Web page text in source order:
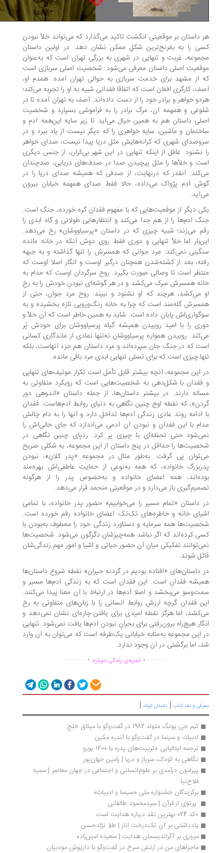
داستان بر موقعیتی انگشت تاکید می‌گذارد که می‌تواند خلأ نبودنِ
را به بغرنج‌ترین شکلِ ممکن نشان دهد. در اولین داستان
غربت و تنهایی در شهری به بزرگی تهران است که به‌عنوان
اصلی داستان معرفی می‌شود. شخصیت اصلی سربازی است
از مشهد برای خدمت سربازی به حوالی تهران آمده. همدم او،
کارگری افغان است که اتفاقا فقدانی شبیه به او را تجربه می‌کند؛
خواهر و برادر خود را از دست داده‌اند. آصف به تهران آمده تا در
و همهمه‌ آن، مرگ برادر را به فراموشی بسپارد و شخصیت
داستان هم به همین خیال می‌آید تا زیر سایه‌ این‌همه آدم و
و ماشین، سایه‌ خواهری را که دیگر نیست از یاد ببرد و در
شهری که کرانه‌هایش مثل دریا پیدا نیست، صدای خواهر
نشنود. غافل از اینکه تنهایی در این شهر بی‌کران، از جنس دیگری
و خلأها را مثل پیچیدن صدا در صدف‌های دریایی، صدچندان
آنقدر که درنهایت، از صدفی که همیشه صدای دریا را در
آدم پژواک می‌داده، حالا فقط صدای همهمه‌ خیابان بیرون
دیگر از موقعیت‌هایی که با مفهوم فقدان گره خورده، جنگ است.
آدم‌ها را از هم جدا می‌کند و انتظارهایی طولانی و گاه ابدی را
می‌زند؛ شبیه چیزی که در داستان «پرسیاووشان» رخ می‌دهد.
اما خلأ تنهایی و دوری فقط روی دوش آنکه در خانه مانده
نمی‌کند. مرد جوانی که همسرش را تنها گذاشته و به جبهه
بعد از کشته‌شدن همچنان درگیر اوست و انگار اصلا اوست که
است تا وصالی صورت بگیرد. روح سرگردان اوست که مدام به
همسرش سرک می‌کشد و در هر گوشه‌ای نبودنِ خودش را به رخ
می‌کشد، هرچند که او نشنود و نبیند. روح مرد جوان، حتی از
گله‌مند است که چرا به خانه رنگ‌ورویی تازه بخشیده و به
پایان داده است. شاید به همین خاطر است که آن خلأ و
را با امید روییدن همیشه‌ گیاه پرسیاووشان برای خودش پُر
روییدن همواره‌ پرسیاووشان نه‌تنها نمادی از ماندگاری کسانی
که در جنگ جان سپرده‌اند و مرد داستان هم جزء آنهاست، بلکه
چیزی است که برای تسلی تنهایی ابدی مرد باقی مانده.
این مجموعه، آنچه بیشتر قابل تأمل است تکرار موتیف‌های تنهایی
فقدان با شکل‌دهی به شخصیت‌هایی است که رویکرد متفاوتی به
دارند. در بیشتر داستان‌ها، از جمله داستان «اندوهی دور
که نقطه‌ اوج چنین نگاهی به دنیای روابط آدم‌هاست. فقدان
ادامه‌ روند عادی زندگی آدم‌ها تداخل دارد و آنها را به دام چالش
با این فقدان و نبودن آن آدمی می‌اندازد که جای خالی‌اش را
حتی لحظه‌ای با چیزی پر کرد. ردپای چنین نگاهی در
را حداقل در پنج داستان از این مجموعه، به شکلی صریح
پی گرفت. به‌طور مثال در مجموعه‌ «پدر کلان»، نبودن
خانواده، که همه به‌نوعی از حمایت عاطفی‌اش بهره‌مند
همه‌ اعضای خانواده و به‌خصوص پدر را از هرگونه
باز می‌دارد و در موقعیتی منجمد قرار می‌دهد.
داستان «تمام مسیر را می‌خوابیم» حضور پدر خانواده، با تمامی
خانه و خاطره‌های تک‌تک اعضای خانواده رقم خورده است.
همه‌ سرمایه و دستاورد زندگی خود را معطوف به‌بودن با
کرده‌اند که اگر نباشد همه‌چیزشان دگرگون می‌شود. شخصیت‌ها
تفکیکی میان آن حضور حیاتی و اشیا و امور مهم زندگی‌شان
شوند.
داستان‌های «افتاده بودیم در گردنه‌ حیران» نقطه‌ شروع داستان‌ها
فقدان است. این فقدان است که به زندگی آدم‌ها مسیر و
می‌بخشد و اصلا آدم‌ها در ارتباط با آن معنا پیدا می‌کنند.
فقدان گرچه ارزشِ روابط انسانی را با زبان‌های متفاوتی به رخ
اما هرگز نقطه امیدی برای یافتن چاره‌ای نشان نمی‌دهد و
هیچ‌راه برون‌رفتی برای بحرانِ نبودنِ آدم‌ها یافت نمی‌شود. تنهایی
این مجموعه به‌مثابه‌ خیابانی یک‌طرفه است که می‌توان به آن وارد
اما برگشتی در آن وجود ندارد.
................تجربه‌ی زندگی دوباره ...............
و نقد کتاب|داستان کوتاه|
کیم جی یونگ متولد 1982 در گفت‌وگو با میثاق خلج
ادبیات و سینما در گفت‌وگو با آندره مکین
ترجمه ایتالیایی «تربیت‌های پدر» با 1200 یورو
نگاهی به کودک، سرباز و دریا | رامین جهان‌پور
برگزیدگان جشنواره ملی «سینما و ادبیات»
پرتوی از قرآن | سیدمحمود طالقانی
یادداشتی بر آن تک‌درخت انار | طلا نژادحسن
مروری بر آگراندیسمان هدایت | سعیده امین‌زاده
ماجراهای من در ارتش سرخ در گفت‌وگو با داریوش مودبیان